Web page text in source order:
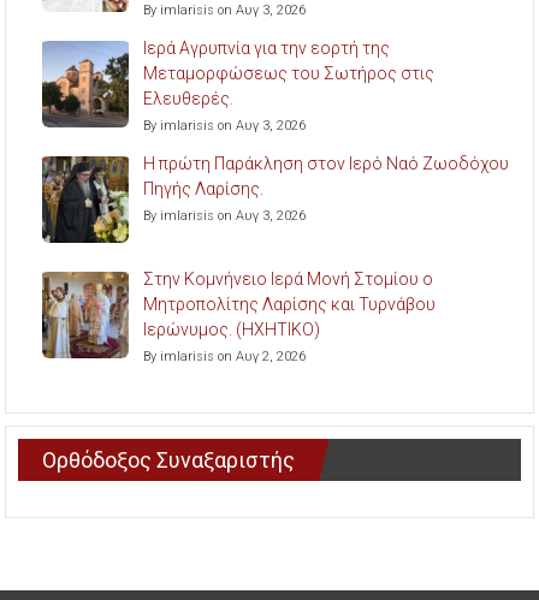
By imlarisis on Αυγ 3, 2026
Ιερά Αγρυπνία για την εορτή της
Μεταμορφώσεως του Σωτήρος στις
Ελευθερές.
By imlarisis on Αυγ 3, 2026
Η πρώτη Παράκληση στον Ιερό Ναό Ζωοδόχου
Πηγής Λαρίσης.
By imlarisis on Αυγ 3, 2026
Στην Κομνήνειο Ιερά Μονή Στομίου ο
Μητροπολίτης Λαρίσης και Τυρνάβου
Ιερώνυμος. (ΗΧΗΤΙΚΟ)
By imlarisis on Αυγ 2, 2026
Ορθόδοξος Συναξαριστής